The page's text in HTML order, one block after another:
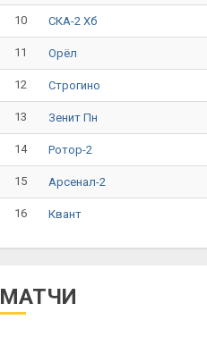
10 СКА-2 Хб
11 Орёл
12 Строгино
13 Зенит Пн
14 Ротор-2
15 Арсенал-2
16 Квант
МАТЧИ